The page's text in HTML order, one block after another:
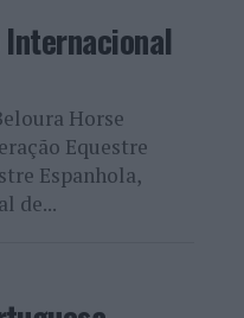
Horse
Equestre
Espanhola,
de...